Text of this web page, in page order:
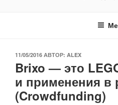
ОПУБЛИКОВАНО
11/05/2016 АВТОР: ALEX
Brixo — это
и применения в
(Crowdfunding)